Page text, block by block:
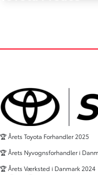
Diesel
🏆 Årets Toyota Forhandler 2025
🏆 Årets Nyvognsforhandler i
🏆 Årets Værksted i Danmark 2024